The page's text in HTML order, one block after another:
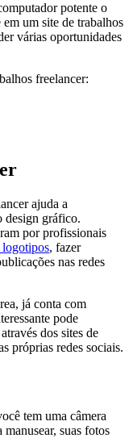
potente o
um site de trabalhos
várias oportunidades
freelancer:
ajuda a
design gráfico.
por profissionais
, fazer
nas redes
já conta com
pode
dos sites de
próprias redes sociais.
tem uma câmera
suas fotos